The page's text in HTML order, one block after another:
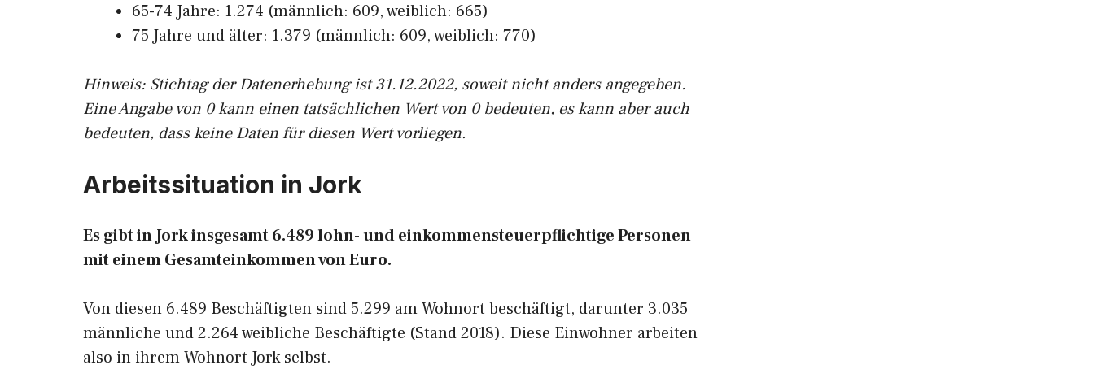
65-74 Jahre: 1.274 (männlich: 609, weiblich: 665)
75 Jahre und älter: 1.379 (männlich: 609, weiblich: 770)
Hinweis: Stichtag der Datenerhebung ist 31.12.2022, soweit nicht anders angegeben.
Eine Angabe von 0 kann einen tatsächlichen Wert von 0 bedeuten, es kann aber auch
bedeuten, dass keine Daten für diesen Wert vorliegen.
Arbeitssituation in Jork
Es gibt in Jork insgesamt 6.489 lohn- und einkommensteuerpflichtige Personen
mit einem Gesamteinkommen von Euro.
Von diesen 6.489 Beschäftigten sind 5.299 am Wohnort beschäftigt, darunter 3.035
männliche und 2.264 weibliche Beschäftigte (Stand 2018). Diese Einwohner arbeiten
also in ihrem Wohnort Jork selbst.